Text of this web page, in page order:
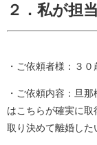
２．私が担
・ご依頼者様：３
・ご依頼内容：旦
はこちらが確実に
取り決めて離婚した